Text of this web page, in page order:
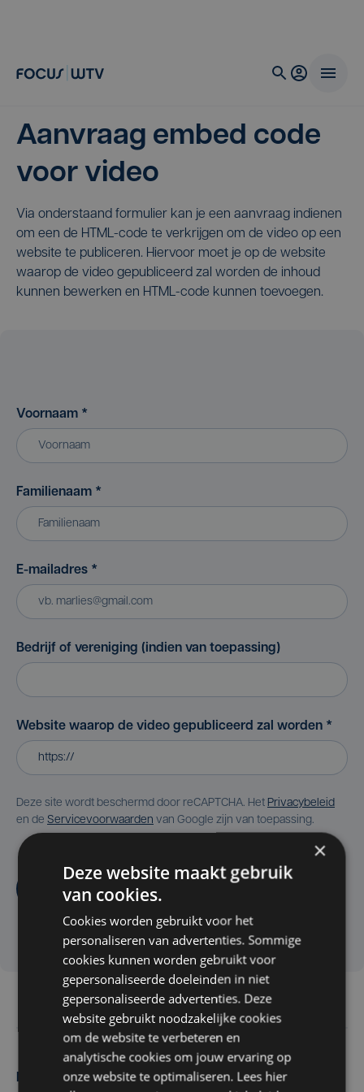
Aanvraag embed code
voor video
Via onderstaand formulier kan je een aanvraag indienen
om een de HTML-code te verkrijgen om de video op een
website te publiceren. Hiervoor moet je op de website
waarop de video gepubliceerd zal worden de inhoud
kunnen bewerken en HTML-code kunnen toevoegen.
Voornaam *
Familienaam *
E-mailadres *
Bedrijf of vereniging (indien van toepassing)
Website waarop de video gepubliceerd zal worden *
Deze site wordt beschermd door reCAPTCHA. Het Privacybeleid
en de Servicevoorwaarden van Google zijn van toepassing.
Aanvragen
Maak zelf het nieuws
×
Deze website maakt gebruik
van cookies.
Cookies worden gebruikt voor het
personaliseren van advertenties. Sommige
cookies kunnen worden gebruikt voor
gepersonaliseerde doeleinden in niet
gepersonaliseerde advertenties. Deze
website gebruikt noodzakelijke cookies
om de website te verbeteren en
analytische cookies om jouw ervaring op
onze website te optimaliseren. Lees hier